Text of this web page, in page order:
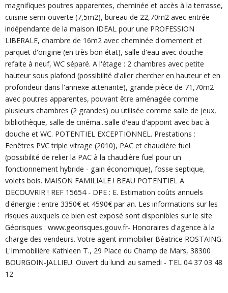
magnifiques poutres apparentes, cheminée et accès à la terrasse,
cuisine semi-ouverte (7,5m2), bureau de 22,70m2 avec entrée
indépendante de la maison IDEAL pour une PROFESSION
LIBERALE, chambre de 16m2 avec cheminée d'ornement et
parquet d'origine (en très bon état), salle d'eau avec douche
refaite à neuf, WC séparé. A l'étage : 2 chambres avec petite
hauteur sous plafond (possibilité d'aller chercher en hauteur et en
profondeur dans l'annexe attenante), grande pièce de 71,70m2
avec poutres apparentes, pouvant être aménagée comme
plusieurs chambres (2 grandes) ou utilisée comme salle de jeux,
bibliothèque, salle de cinéma...salle d'eau d'appoint avec bac à
douche et WC. POTENTIEL EXCEPTIONNEL. Prestations :
Fenêtres PVC triple vitrage (2010), PAC et chaudière fuel
(possibilité de relier la PAC à la chaudière fuel pour un
fonctionnement hybride - gain économique), fosse septique,
volets bois. MAISON FAMILIALE ! BEAU POTENTIEL A
DECOUVRIR ! REF 15654 - DPE : E. Estimation coûts annuels
d'énergie : entre 3350€ et 4590€ par an. Les informations sur les
risques auxquels ce bien est exposé sont disponibles sur le site
Géorisques : www.georisques.gouv.fr- Honoraires d'agence à la
charge des vendeurs. Votre agent immobilier Béatrice ROSTAING.
L'Immobilière Kathleen T., 29 Place du Champ de Mars, 38300
BOURGOIN-JALLIEU. Ouvert du lundi au samedi - TEL 04 37 03 48
12